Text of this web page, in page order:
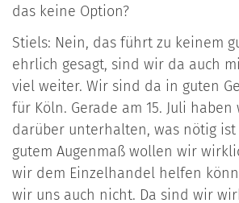
das keine Option?
Stiels: Nein, das führt zu keinem
ehrlich gesagt, sind wir da auch
viel weiter. Wir sind da in guten
für Köln. Gerade am 15. Juli
darüber unterhalten, was nötig
gutem Augenmaß wollen wir
wir dem Einzelhandel helfen
wir uns auch nicht. Da sind wir